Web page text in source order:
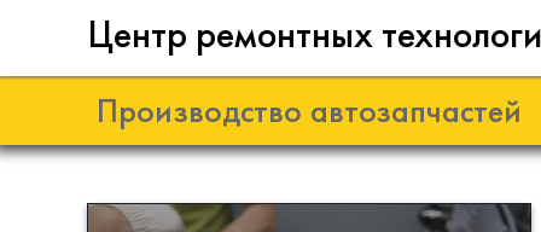
Центр ремонтных
Производство автозапчастей